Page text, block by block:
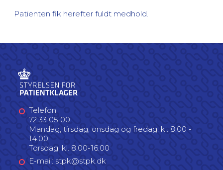
Patienten fik herefter fuldt medhold.
Telefon
72 33 05 00
Mandag, tirsdag, onsdag og fredag: kl. 8.00 -
14.00
Torsdag: kl. 8.00-16.00
E-mail: stpk@stpk.dk